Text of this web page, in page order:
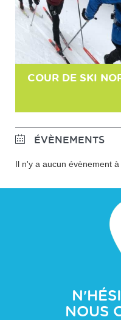
COUR DE SKI
ÉVÈNEMENTS
Il n'y a aucun évènement à
NOUS